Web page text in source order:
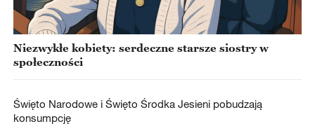
Niezwykłe kobiety: serdeczne starsze siostry w
społeczności
Święto Narodowe i Święto Środka Jesieni pobudzają
konsumpcję